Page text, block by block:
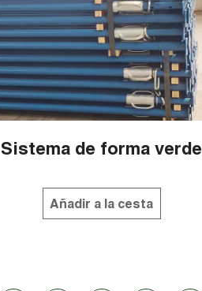
Sistema de forma verde
Añadir a la cesta